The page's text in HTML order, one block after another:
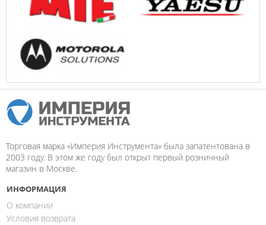
Торговая марка «Империя Инструмента» была запатентована в
2003 году. В этом же году был открыт первый розничный
магазин в Москве.
ИНФОРМАЦИЯ
О компании
Условия возврата